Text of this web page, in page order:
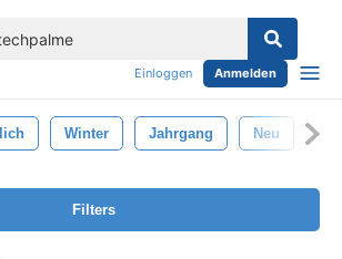
Einloggen Anmelden
Winter Jahrgang Neu
Filters